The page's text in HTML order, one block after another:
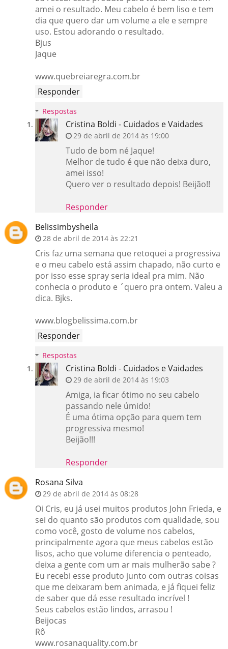
amei o resultado. Meu cabelo é bem liso e tem
dia que quero dar um volume a ele e sempre
uso. Estou adorando o resultado.
Bjus
Jaque
www.quebreiaregra.com.br
Responder
Respostas
Cristina Boldi - Cuidados e Vaidades
29 de abril de 2014 às 19:00
Tudo de bom né Jaque!
Melhor de tudo é que não deixa duro,
amei isso!
Quero ver o resultado depois! Beijão!!
Responder
Belissimbysheila
28 de abril de 2014 às 22:21
Cris faz uma semana que retoquei a progressiva
e o meu cabelo está assim chapado, não curto e
por isso esse spray seria ideal pra mim. Não
conhecia o produto e ´quero pra ontem. Valeu a
dica. Bjks.
www.blogbelissima.com.br
Responder
Respostas
Cristina Boldi - Cuidados e Vaidades
29 de abril de 2014 às 19:03
Amiga, ia ficar ótimo no seu cabelo
passando nele úmido!
É uma ótima opção para quem tem
progressiva mesmo!
Beijão!!!
Responder
Rosana Silva
29 de abril de 2014 às 08:28
Oi Cris, eu já usei muitos produtos John Frieda, e
sei do quanto são produtos com qualidade, sou
como você, gosto de volume nos cabelos,
principalmente agora que meus cabelos estão
lisos, acho que volume diferencia o penteado,
deixa a gente com um ar mais mulherão sabe ?
Eu recebi esse produto junto com outras coisas
que me deixaram bem animada, e já fiquei feliz
de saber que dá esse resultado incrível !
Seus cabelos estão lindos, arrasou !
Beijocas
Rô
www.rosanaquality.com.br